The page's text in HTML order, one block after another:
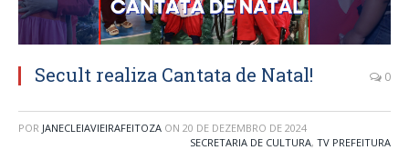
Secult realiza Cantata de Natal! 0
POR JANECLEIAVIEIRAFEITOZA ON 20 DE DEZEMBRO DE 2024
SECRETARIA DE CULTURA, TV PREFEITURA